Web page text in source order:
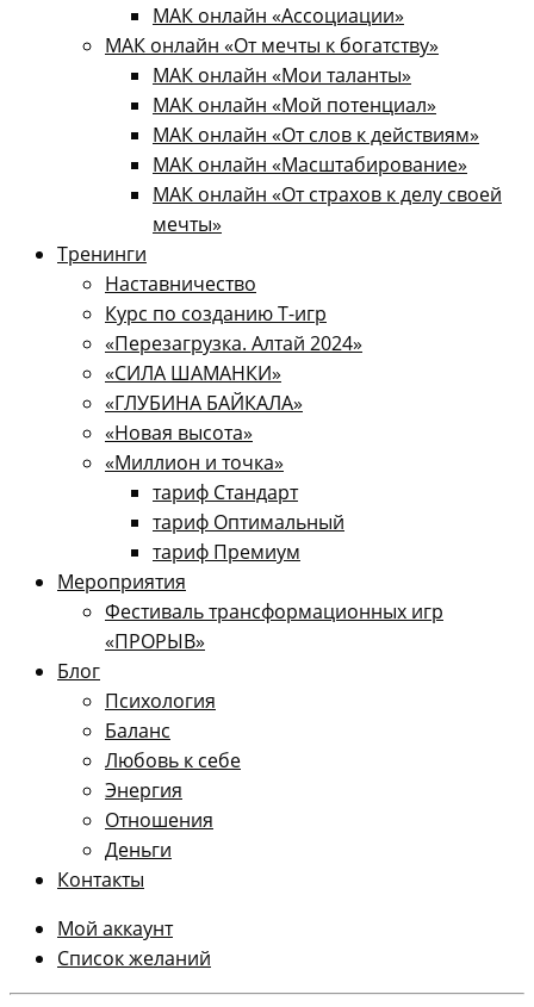
МАК онлайн «Ассоциации»
МАК онлайн «От мечты к богатству»
МАК онлайн «Мои таланты»
МАК онлайн «Мой потенциал»
МАК онлайн «От слов к действиям»
МАК онлайн «Масштабирование»
МАК онлайн «От страхов к делу своей
мечты»
Тренинги
Наставничество
Курс по созданию Т-игр
«Перезагрузка. Алтай 2024»
«СИЛА ШАМАНКИ»
«ГЛУБИНА БАЙКАЛА»
«Новая высота»
«Миллион и точка»
тариф Стандарт
тариф Оптимальный
тариф Премиум
Мероприятия
Фестиваль трансформационных игр
«ПРОРЫВ»
Блог
Психология
Баланс
Любовь к себе
Энергия
Отношения
Деньги
Контакты
Мой аккаунт
Список желаний